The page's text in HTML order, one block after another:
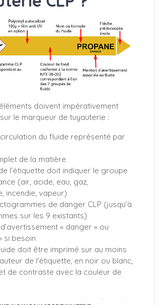
doivent impérativement
le marqueur de tuyauterie :
du fluide représenté par
de la matière
l’étiquette doit indiquer le groupe
(air, acide, eau, gaz,
incendie, vapeur)
de danger CLP (jusqu’à
sur les 9 existants)
« danger » ou
si besoin
doit être imprimé sur au moins
de l'étiquette, en noir ou blanc,
de contraste avec la couleur de